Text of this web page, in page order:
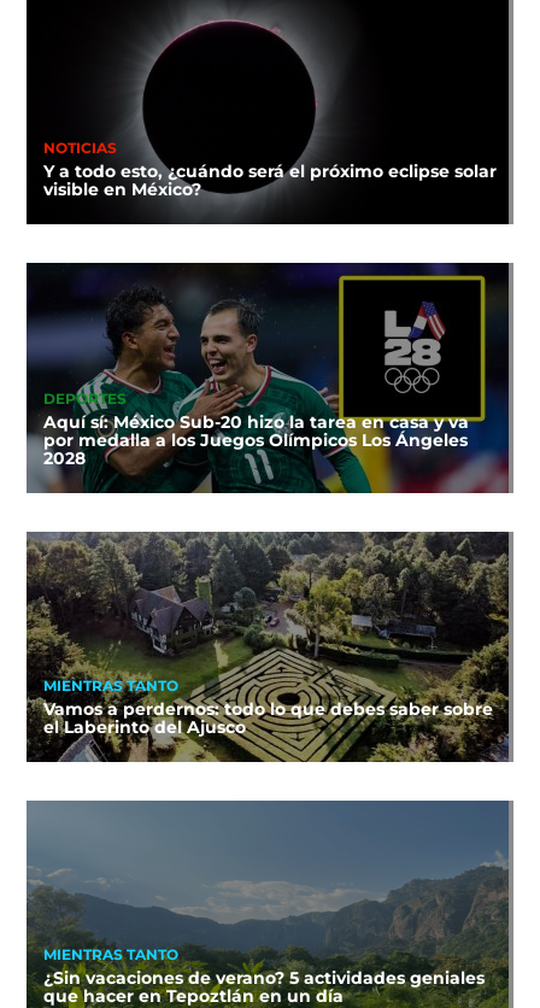
NOTICIAS
Y a todo esto, ¿cuándo será el próximo eclipse solar
visible en México?
DEPORTES
Aquí sí: México Sub-20 hizo la tarea en casa y va
por medalla a los Juegos Olímpicos Los Ángeles
2028
MIENTRAS TANTO
Vamos a perdernos: todo lo que debes saber sobre
el Laberinto del Ajusco
MIENTRAS TANTO
¿Sin vacaciones de verano? 5 actividades geniales
que hacer en Tepoztlán en un día